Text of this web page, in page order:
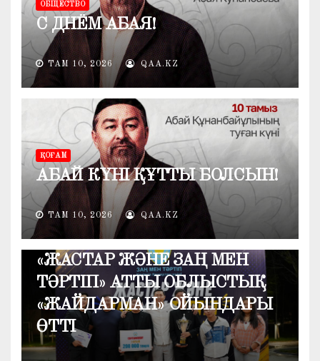
ОБЩЕСТВО
С ДНЁМ АБАЯ!
ТАМ 10, 2026 QAA.KZ
ҚОҒАМ
АБАЙ КҮНІ ҚҰТТЫ БОЛСЫН!
ТАМ 10, 2026 QAA.KZ
ҚОҒАМ
«ЖАСТАР ЖӘНЕ ЗАҢ МЕН
ТӘРТІП» АТТЫ ОБЛЫСТЫҚ
«ЖАЙДАРМАН» ОЙЫНДАРЫ
ӨТТІ